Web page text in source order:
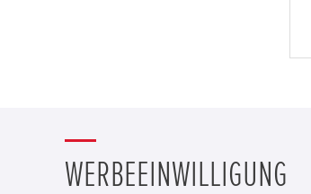
WERBEEINWILLIGUNG